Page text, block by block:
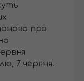
про
7 червня.